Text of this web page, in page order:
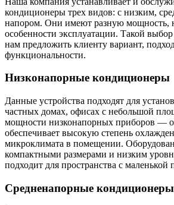
кондиционеры трех видов: с низким,
напором. Они имеют разную мощность,
особенности эксплуатации. Такой выбор
нам предложить клиенту вариант,
функциональности.
Низконапорные кондиционеры
Данные устройства подходят для
частных домах, офисах с небольшой
мощности низконапорных приборов —
обеспечивает высокую степень
микроклимата в помещении.
компактными размерами и низким
подходит для пространства с
Средненапорные кондиционеры